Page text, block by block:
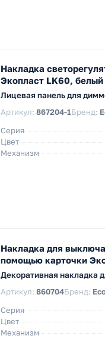
Накладка
Экопласт LK60, белый
Лицевая панель для
Артикул: 867204-1Бренд:
Серия
Цвет
Механизм
Накладка для
помощью карточки
Декоративная накладка
Артикул: 860704Бренд:
Серия
Цвет
Механизм